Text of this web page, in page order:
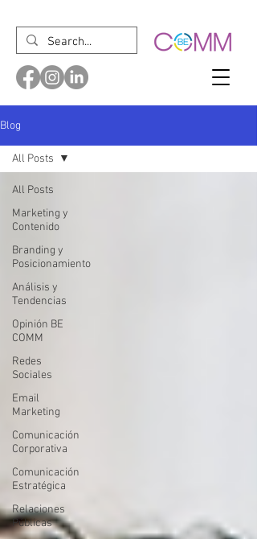
Blog
All Posts
Marketing y
Contenido
Branding y
Posicionamiento
Análisis y
Tendencias
Opinión BE
COMM
Redes
Sociales
Email
Marketing
Comunicación
Corporativa
Comunicación
Estratégica
Relaciones
Públicas
All Posts